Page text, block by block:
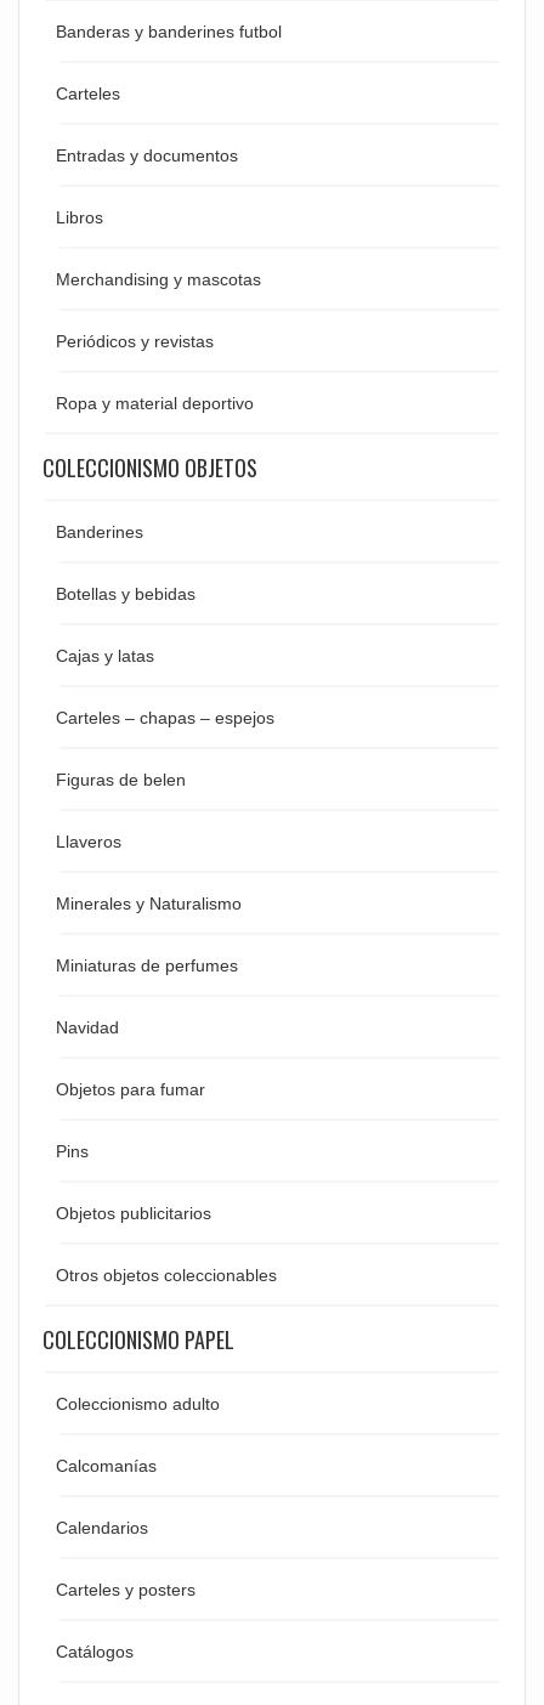
Banderas y banderines futbol
Carteles
Entradas y documentos
Libros
Merchandising y mascotas
Periódicos y revistas
Ropa y material deportivo
COLECCIONISMO OBJETOS
Banderines
Botellas y bebidas
Cajas y latas
Carteles – chapas – espejos
Figuras de belen
Llaveros
Minerales y Naturalismo
Miniaturas de perfumes
Navidad
Objetos para fumar
Pins
Objetos publicitarios
Otros objetos coleccionables
COLECCIONISMO PAPEL
Coleccionismo adulto
Calcomanías
Calendarios
Carteles y posters
Catálogos